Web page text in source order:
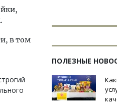
в том
ПОЛЕЗНЫЕ